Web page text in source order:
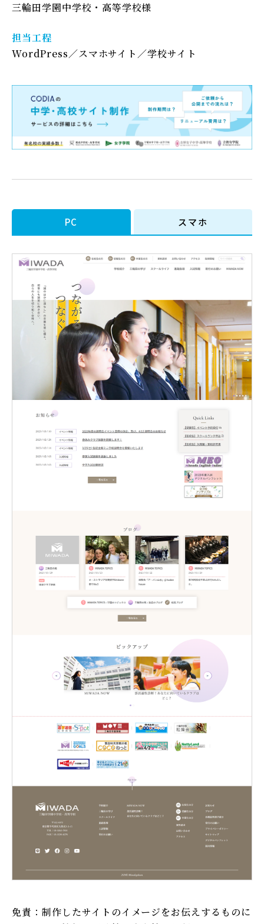
三輪田学園中学校・高等学校様
担当工程
WordPress
スマホサイト 学校サイト
PC スマホ
免責：制作したサイトのイメージをお伝えするものに